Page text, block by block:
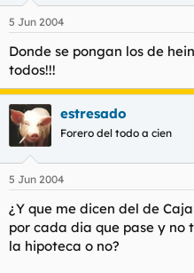
5 Jun 2004
Donde se pongan los de
todos!!!
estresado
Forero del todo a cien
5 Jun 2004
¿Y que me dicen del de
por cada dia que pase y no
la hipoteca o no?